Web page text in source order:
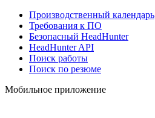
Производственный календарь
Требования к ПО
Безопасный HeadHunter
HeadHunter API
Поиск работы
Поиск по резюме
Мобильное приложение